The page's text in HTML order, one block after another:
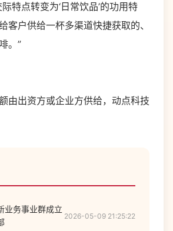
际特点转变为‘日常饮品’的功用特
客户供给一杯多渠道快捷获取的、
。”
由出资方或企业方供给，动点科技
业务事业群成立
2026-05-09 21:25:22